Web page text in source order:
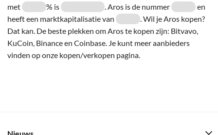
met
% is . Aros is de nummer
en
heeft een marktkapitalisatie van
. Wil je Aros kopen?
Dat kan. De beste plekken om Aros te kopen zijn: Bitvavo,
KuCoin, Binance en Coinbase. Je kunt meer aanbieders
vinden op onze kopen/verkopen pagina.